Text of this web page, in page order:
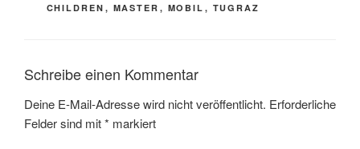
CHILDREN , MASTER , MOBIL , TUGRAZ
Schreibe einen Kommentar
Deine E-Mail-Adresse wird nicht veröffentlicht. Erforderliche
Felder sind mit* markiert